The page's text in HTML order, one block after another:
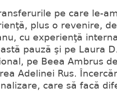
pe care le-am
plus o revenire,
cu experienţă
pauză şi pe Laura
pe Beea Ambrus
Adelinei Rus.
care să facă